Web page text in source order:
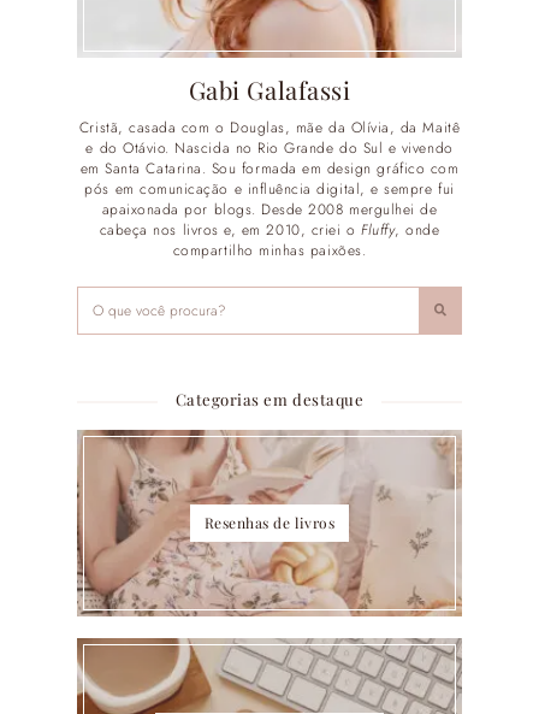
Gabi Galafassi
Cristã, casada com o Douglas, mãe da Olívia, da Maitê
e do Otávio. Nascida no Rio Grande do Sul e vivendo
em Santa Catarina. Sou formada em design gráfico com
pós em comunicação e influência digital, e sempre fui
apaixonada por blogs. Desde 2008 mergulhei de
cabeça nos livros e, em 2010, criei o Fluffy, onde
compartilho minhas paixões.
Categorias em destaque
Resenhas de livros